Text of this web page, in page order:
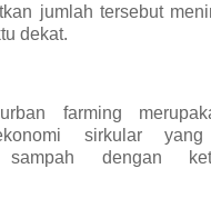
jumlah tersebut
dekat.
farming
sirkular yang
sampah dengan